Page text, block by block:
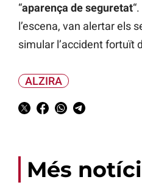
“aparença de seguretat
l’escena, van alertar els
simular l’accident fortuït
ALZIRA
Més